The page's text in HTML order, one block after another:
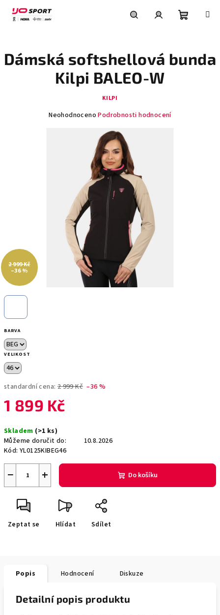
obsah
košík
BARVA
VELIKOST
standardní cena: 2 999 Kč –36 %
1 899 Kč
cena:
Skladem (>1 ks)
Můžeme doručit do:
10.8.2026
Kód: YL0125KIBEG46
+
− Do košíku
Zeptat se Hlídat Sdílet
Dámská softshellová bunda
Kilpi BALEO-W
KILPI
Průměrné
Neohodnoceno Podrobnosti hodnocení
2 999 Kč
–36 %
Popis Hodnocení Diskuze
Detailní popis produktu